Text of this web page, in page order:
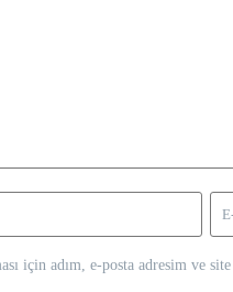
için adım, e-posta adresim ve